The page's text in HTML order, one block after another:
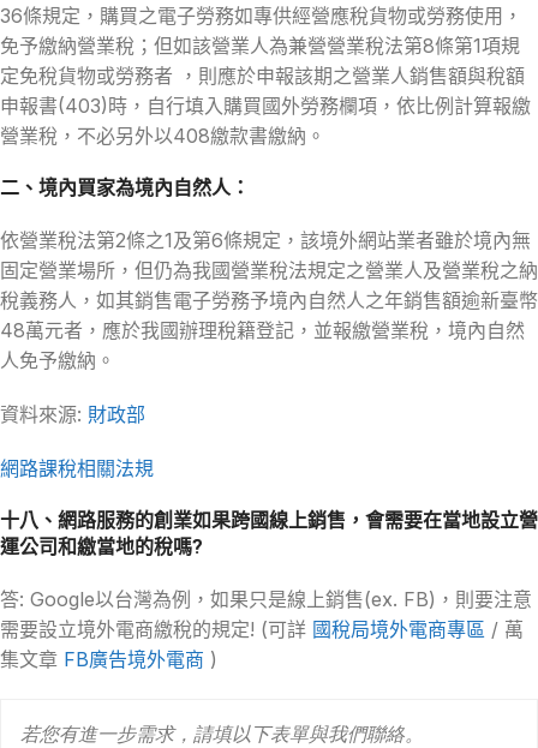
36條規定，購買之電子勞務如專供經營應稅貨物或勞務使用，
免予繳納營業稅；但如該營業人為兼營營業稅法第8條第1項規
定免稅貨物或勞務者 ，則應於申報該期之營業人銷售額與稅額
申報書(403)時，自行填入購買國外勞務欄項，依比例計算報繳
營業稅，不必另外以408繳款書繳納。
二、境內買家為境內自然人：
依營業稅法第2條之1及第6條規定，該境外網站業者雖於境內無
固定營業場所，但仍為我國營業稅法規定之營業人及營業稅之納
稅義務人，如其銷售電子勞務予境內自然人之年銷售額逾新臺幣
48萬元者，應於我國辦理稅籍登記，並報繳營業稅，境內自然
人免予繳納。
資料來源: 財政部
網路課稅相關法規
十八、網路服務的創業如果跨國線上銷售，會需要在當地設立營
運公司和繳當地的稅嗎?
答: Google以台灣為例，如果只是線上銷售(ex. FB)，則要注意
需要設立境外電商繳稅的規定! (可詳 國稅局境外電商專區 / 萬
集文章 FB廣告境外電商 )
若您有進一步需求，請填以下表單與我們聯絡。